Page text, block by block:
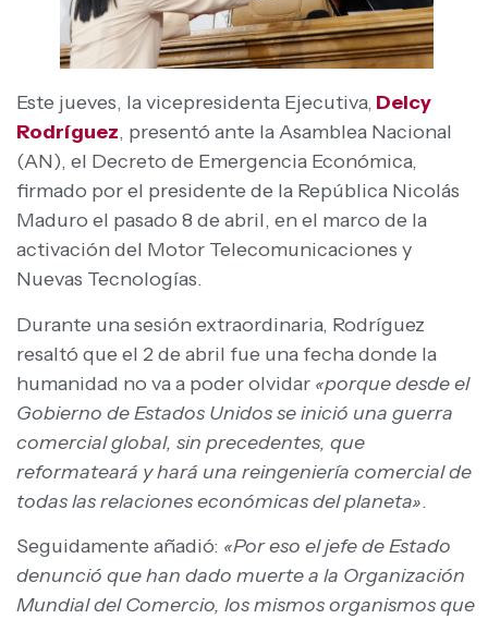
Este jueves, la vicepresidenta Ejecutiva, Delcy
Rodríguez, presentó ante la Asamblea Nacional
(AN), el Decreto de Emergencia Económica,
firmado por el presidente de la República Nicolás
Maduro el pasado 8 de abril, en el marco de la
activación del Motor Telecomunicaciones y
Nuevas Tecnologías.
Durante una sesión extraordinaria, Rodríguez
resaltó que el 2 de abril fue una fecha donde la
humanidad no va a poder olvidar «porque desde el
Gobierno de Estados Unidos se inició una guerra
comercial global, sin precedentes, que
reformateará y hará una reingeniería comercial de
todas las relaciones económicas del planeta».
Seguidamente añadió: «Por eso el jefe de Estado
denunció que han dado muerte a la Organización
Mundial del Comercio, los mismos organismos que